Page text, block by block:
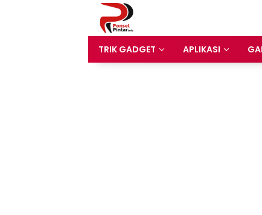
TRIK GADGET
APLIKASI